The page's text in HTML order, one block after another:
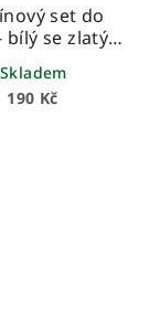
set do
se zlatými
190 Kč
Skladem